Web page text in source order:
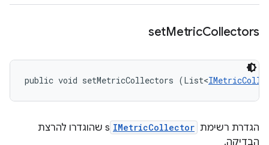
setMetricCollectors
public void setMetricCollectors (List<
הגדרת רשימת IMetricCollector
s שהוגדרו להרצת
הבדיקה.